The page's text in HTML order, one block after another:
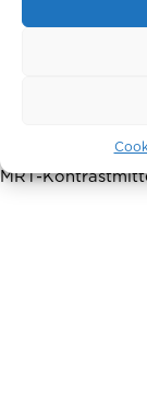
MRT-